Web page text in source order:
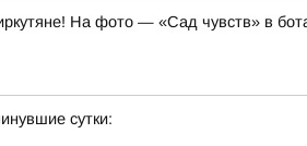
На фото — «Сад чувств» в
сутки: